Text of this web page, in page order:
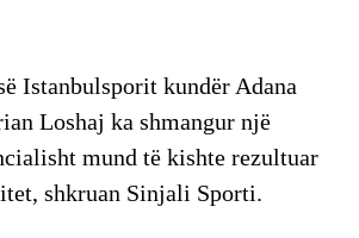
Istanbulsporit kundër Adana
Loshaj ka shmangur një
mund të kishte rezultuar
shkruan Sinjali Sporti.